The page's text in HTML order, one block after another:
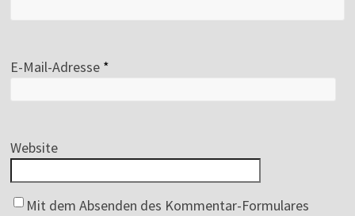
E-Mail-Adresse *
Website
Mit dem Absenden des Kommentar-Formulares